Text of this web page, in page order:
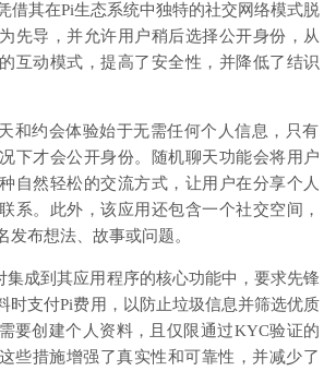
借其在Pi生态系统中独特的社交网络模式脱
先导，并允许用户稍后选择公开身份，从
互动模式，提高了安全性，并降低了结识
和约会体验始于无需任何个人信息，只有
下才会公开身份。随机聊天功能会将用户
自然轻松的交流方式，让用户在分享个人
系。此外，该应用还包含一个社交空间，
发布想法、故事或问题。
集成到其应用程序的核心功能中，要求先锋
时支付Pi费用，以防止垃圾信息并筛选优质
要创建个人资料，且仅限通过KYC验证的
措施增强了真实性和可靠性，并减少了